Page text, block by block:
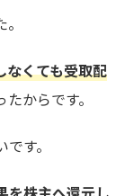
なくても受取配
からです。
す。